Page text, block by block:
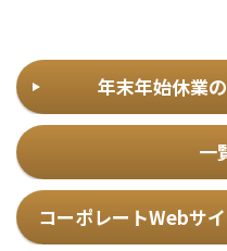
年末年始休業
一